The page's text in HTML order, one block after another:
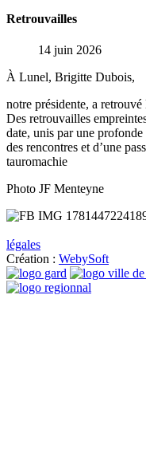
Retrouvailles
14 juin 2026
À Lunel, Brigitte Dubois,
notre présidente, a
Des retrouvailles
date, unis par une
des rencontres et d’une
tauromachie
Photo JF Menteyne
légales
Création : WebySoft